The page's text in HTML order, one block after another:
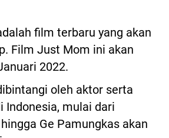
film terbaru yang akan
Film Just Mom ini akan
2022.
oleh aktor serta
Indonesia, mulai dari
Ge Pamungkas akan